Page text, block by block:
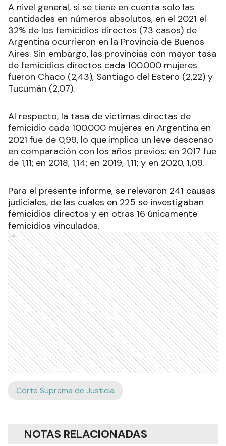
A nivel general, si se tiene en cuenta solo las
cantidades en números absolutos, en el 2021 el
32% de los femicidios directos (73 casos) de
Argentina ocurrieron en la Provincia de Buenos
Aires. Sin embargo, las provincias con mayor tasa
de femicidios directos cada 100.000 mujeres
fueron Chaco (2,43), Santiago del Estero (2,22) y
Tucumán (2,07).
Al respecto, la tasa de víctimas directas de
femicidio cada 100.000 mujeres en Argentina en
2021 fue de 0,99, lo que implica un leve descenso
en comparación con los años previos: en 2017 fue
de 1,11; en 2018, 1,14; en 2019, 1,11; y en 2020, 1,09.
Para el presente informe, se relevaron 241 causas
judiciales, de las cuales en 225 se investigaban
femicidios directos y en otras 16 únicamente
femicidios vinculados.
Ads
Corte Suprema de Justicia
NOTAS RELACIONADAS